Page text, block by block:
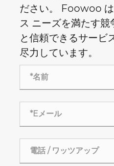
ださい。 Foowoo
ス ニーズを満たす
と信頼できるサービ
尽力しています。